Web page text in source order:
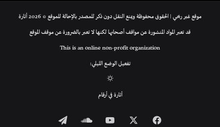
موقع غير ربحي | الحقوق محفوظة ويمنع النقل دون ذكر للمصدر بالإحالة للموقع © 2026 أثارة
قد تعبر المواد المنشورة عن مواقف أصحابها لكنها لا تعبر بالضرورة عن موقف الموقع
This is an online non-profit organization
تفعيل الوضع الليلي:
المظلم
أثارة في أرقام
فيسبوك ‫YouTubeساوند